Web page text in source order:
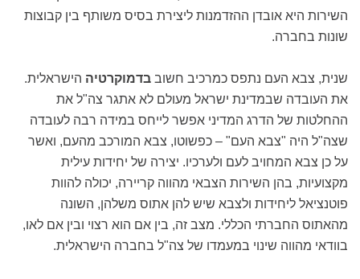
השירות היא אובדן ההזדמנות ליצירת בסיס משותף בין קבוצות
שונות בחברה.
שנית, צבא העם נתפס כמרכיב חשוב בדמוקרטיה הישראלית.
את העובדה שבמדינת ישראל מעולם לא אתגר צה"ל את
ההחלטות של הדרג המדיני אפשר לייחס במידה רבה לעובדה
שצה"ל היה "צבא העם" – כפשוטו, צבא המורכב מהעם, ואשר
על כן צבא המחויב לעם ולערכיו. יצירה של יחידות עילית
מקצועיות, בהן השירות הצבאי מהווה קריירה, יכולה להוות
פוטנציאל ליחידות ולצבא שיש להן אתוס משלהן, השונה
מהאתוס החברתי הכללי. מצב זה, בין אם הוא רצוי ובין אם לאו,
בוודאי מהווה שינוי במעמדו של צה"ל בחברה הישראלית.